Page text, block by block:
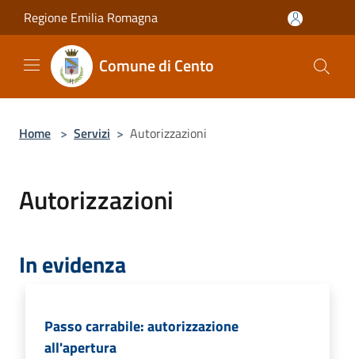
Salta al contenuto principale
Regione Emilia Romagna
Comune di Cento
Home > Servizi > Autorizzazioni
Autorizzazioni
In evidenza
Passo carrabile: autorizzazione
all'apertura